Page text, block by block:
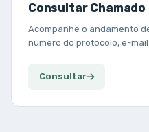
Consultar Chamado
Acompanhe o andamento
número do protocolo, e-
Consultar